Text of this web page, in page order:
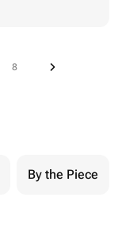
8
By the Piece